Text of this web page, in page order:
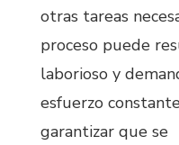
otras tareas
proceso puede
laborioso y
esfuerzo
garantizar que se